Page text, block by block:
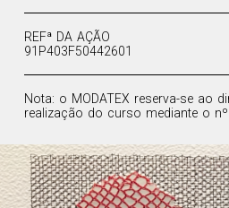
REFª DA AÇÃO
91P403F50442601
Nota: o MODATEX reserva-se ao
realização do curso mediante o